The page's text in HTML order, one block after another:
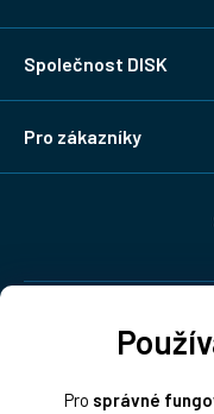
Pro správné
Společnost DISK
Pro zákazníky